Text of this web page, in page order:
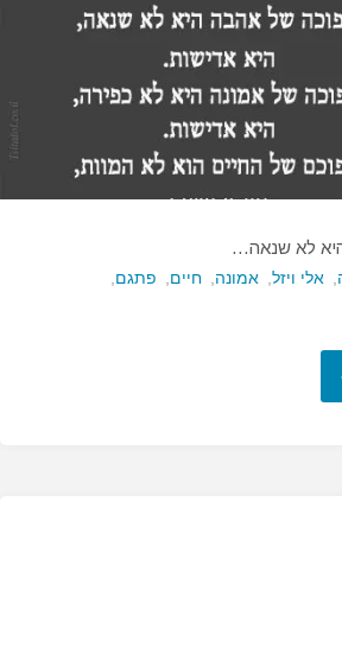
לא שנאה…
, אלי ויזל, אמונה, חיים, פתגם,